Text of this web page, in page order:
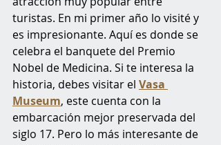
turistas. En mi primer año lo visité y
es impresionante. Aquí es donde se
celebra el banquete del Premio
Nobel de Medicina. Si te interesa la
historia, debes visitar el Vasa
Museum, este cuenta con la
embarcación mejor preservada del
siglo 17. Pero lo más interesante de